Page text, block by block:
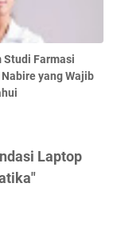
Studi Farmasi
yang Wajib
Laptop